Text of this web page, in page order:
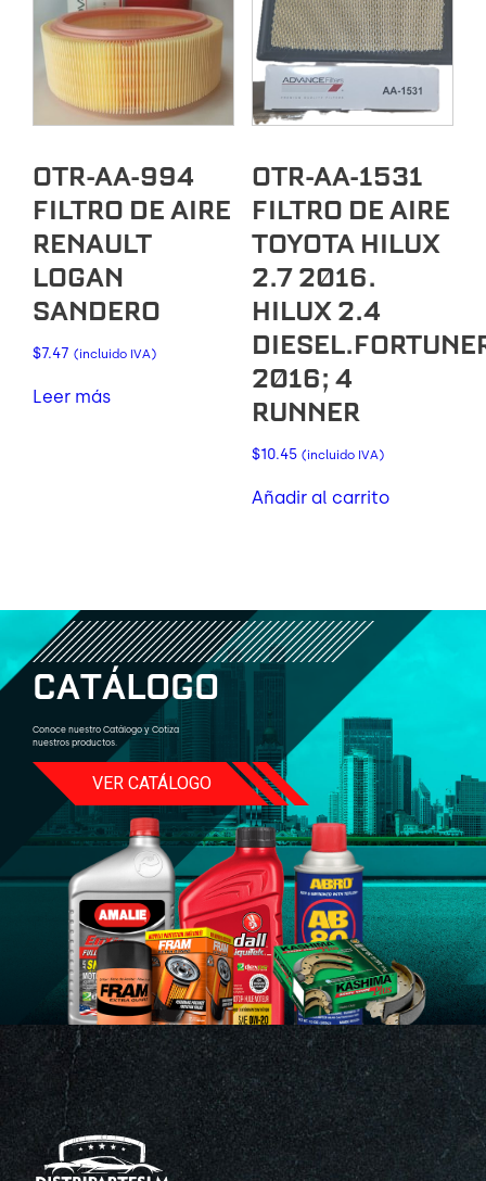
OTR-AA-994
FILTRO DE AIRE
RENAULT
LOGAN
SANDERO
$7.47 (incluido IVA)
Leer más
OTR-AA-1531
FILTRO DE AIRE
TOYOTA HILUX
2.7 2016.
HILUX 2.4
2016; 4
RUNNER
$10.45 (incluido IVA)
Añadir al carrito
CATÁLOGO
Conoce nuestro Catálogo y Cotiza
nuestros productos.
VER CATÁLOGO